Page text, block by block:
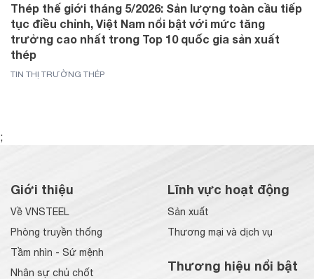
Thép thế giới tháng 5/2026: Sản lượng toàn cầu tiếp
tục điều chỉnh, Việt Nam nổi bật với mức tăng
trưởng cao nhất trong Top 10 quốc gia sản xuất
thép
TIN THỊ TRƯỜNG THÉP
;
Giới thiệu
Về VNSTEEL
Phòng truyền thống
Tầm nhìn - Sứ mệnh
Nhân sự chủ chốt
Lĩnh vực hoạt động
Sản xuất
Thương mại và dịch vụ
Thương hiệu nổi bật